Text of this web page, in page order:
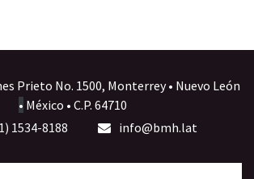
Prieto No. 1500, Monterrey • Nuevo León
• México • C.P. 64710
1534-8188
info@bmh.lat